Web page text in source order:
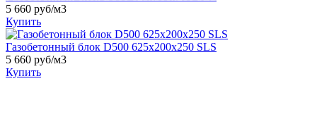
5 660 руб/м3
Купить
Газобетонный блок D500 625х200х250 SLS
5 660 руб/м3
Купить